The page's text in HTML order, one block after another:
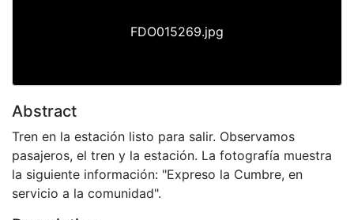
FDO015269.jpg
Abstract
Tren en la estación listo para salir. Observamos
pasajeros, el tren y la estación. La fotografía muestra
la siguiente información: "Expreso la Cumbre, en
servicio a la comunidad".